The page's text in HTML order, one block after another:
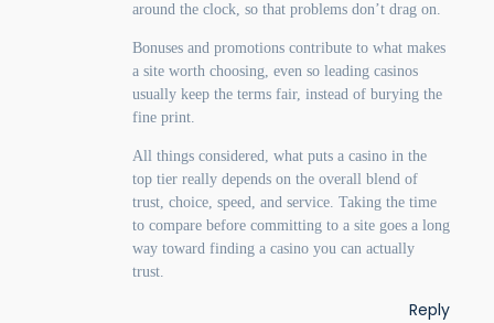
around the clock, so that problems don’t drag on.
Bonuses and promotions contribute to what makes
a site worth choosing, even so leading casinos
usually keep the terms fair, instead of burying the
fine print.
All things considered, what puts a casino in the
top tier really depends on the overall blend of
trust, choice, speed, and service. Taking the time
to compare before committing to a site goes a long
way toward finding a casino you can actually
trust.
Reply